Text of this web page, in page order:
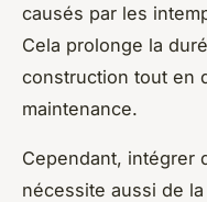
causés par les
Cela prolonge la
construction tout en
maintenance.
Cependant, intégrer
nécessite aussi de